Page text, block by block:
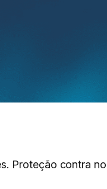
Proteção contra